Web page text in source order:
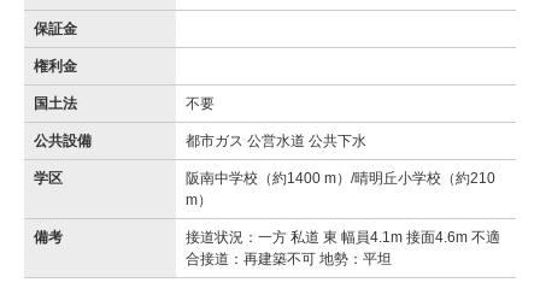
保証金
権利金
国土法 不要
公共設備 都市ガス 公営水道 公共下水
学区
阪南中学校（約1400 m）/晴明丘小学校（約210
m）
備考
接道状況：一方 私道 東 幅員4.1m 接面4.6m 不適
合接道：再建築不可 地勢：平坦